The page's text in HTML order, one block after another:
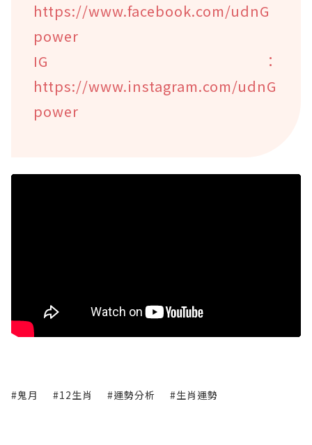
https://www.facebook.com/udnG
power
IG：
https://www.instagram.com/udnG
power
#鬼月 #12生肖 #運勢分析 #生肖運勢